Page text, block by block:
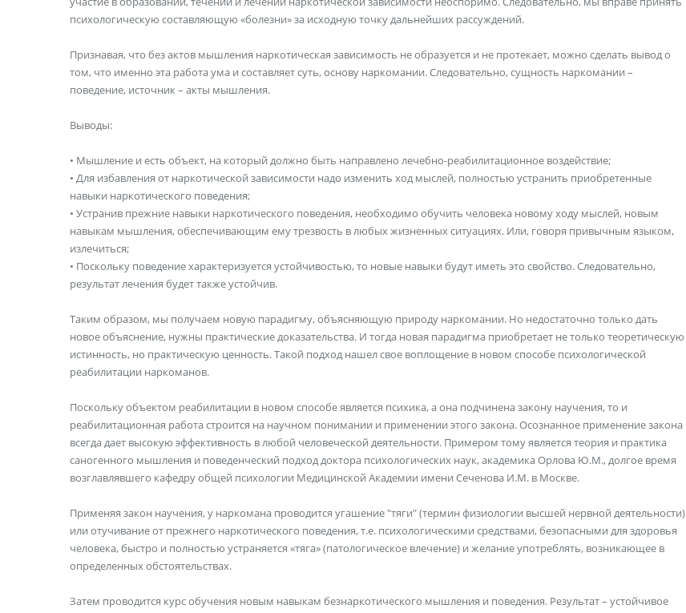
психологическую составляющую «болезни» за исходную точку дальнейших рассуждений.
Признавая, что без актов мышления наркотическая зависимость не образуется и не протекает, можно сделать вывод о
том, что именно эта работа ума и составляет суть, основу наркомании. Следовательно, сущность наркомании –
поведение, источник – акты мышления.
Выводы:
• Мышление и есть объект, на который должно быть направлено лечебно-реабилитационное воздействие;
• Для избавления от наркотической зависимости надо изменить ход мыслей, полностью устранить приобретенные
навыки наркотического поведения;
• Устранив прежние навыки наркотического поведения, необходимо обучить человека новому ходу мыслей, новым
навыкам мышления, обеспечивающим ему трезвость в любых жизненных ситуациях. Или, говоря привычным языком,
излечиться;
• Поскольку поведение характеризуется устойчивостью, то новые навыки будут иметь это свойство. Следовательно,
результат лечения будет также устойчив.
Таким образом, мы получаем новую парадигму, объясняющую природу наркомании. Но недостаточно только дать
новое объяснение, нужны практические доказательства. И тогда новая парадигма приобретает не только теоретическую
истинность, но практическую ценность. Такой подход нашел свое воплощение в новом способе психологической
реабилитации наркоманов.
Поскольку объектом реабилитации в новом способе является психика, а она подчинена закону научения, то и
реабилитационная работа строится на научном понимании и применении этого закона. Осознанное применение закона
всегда дает высокую эффективность в любой человеческой деятельности. Примером тому является теория и практика
саногенного мышления и поведенческий подход доктора психологических наук, академика Орлова Ю.М., долгое время
возглавлявшего кафедру общей психологии Медицинской Академии имени Сеченова И.М. в Москве.
Применяя закон научения, у наркомана проводится угашение "тяги" (термин физиологии высшей нервной деятельности)
или отучивание от прежнего наркотического поведения, т.е. психологическими средствами, безопасными для здоровья
человека, быстро и полностью устраняется «тяга» (патологическое влечение) и желание употреблять, возникающее в
определенных обстоятельствах.
Затем проводится курс обучения новым навыкам безнаркотического мышления и поведения. Результат – устойчивое